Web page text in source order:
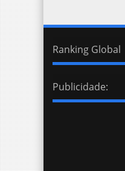
Ranking Global
Publicidade: